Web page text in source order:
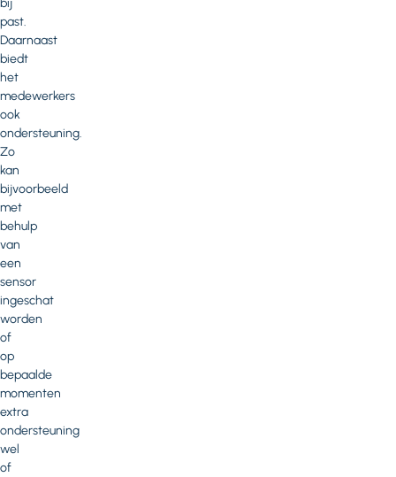
bij
past.
Daarnaast
biedt
het
medewerkers
ook
ondersteuning.
Zo
kan
bijvoorbeeld
met
behulp
van
een
sensor
ingeschat
worden
of
op
bepaalde
momenten
extra
ondersteuning
wel
of